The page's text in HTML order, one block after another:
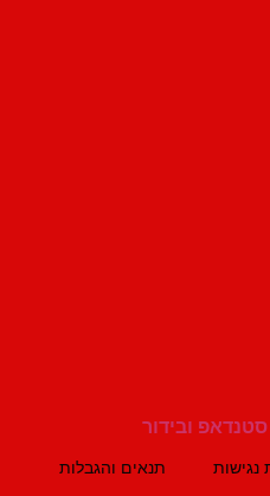
תנאים והגבלות